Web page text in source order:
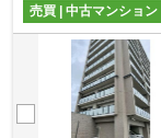
売買 | 中古マンション